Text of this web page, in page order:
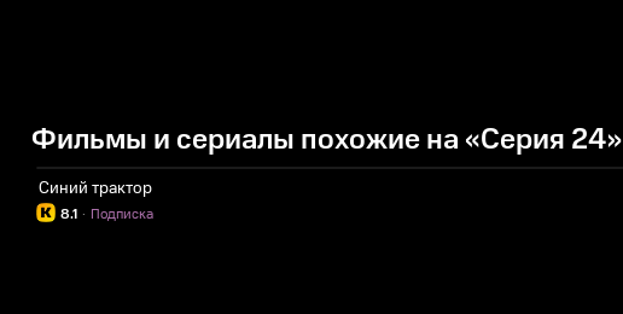
Фильмы и сериалы похожие на «Серия 24»
Синий трактор
8.1 Подписка
·